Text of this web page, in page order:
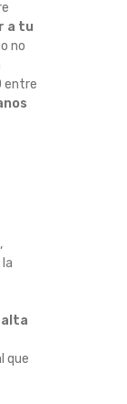
a tu
no
entre
que